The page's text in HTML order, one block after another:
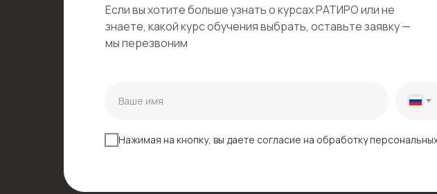
Если вы хотите больше узнать о курсах РАТИРО или не
знаете, какой курс обучения выбрать, оставьте заявку —
мы перезвоним
Нажимая на кнопку, вы даете согласие на обработку